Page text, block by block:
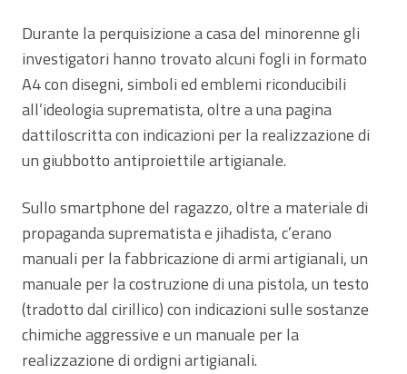
Durante la perquisizione a casa del minorenne gli
investigatori hanno trovato alcuni fogli in formato
A4 con disegni, simboli ed emblemi riconducibili
all’ideologia suprematista, oltre a una pagina
dattiloscritta con indicazioni per la realizzazione di
un giubbotto antiproiettile artigianale.
Sullo smartphone del ragazzo, oltre a materiale di
propaganda suprematista e jihadista, c’erano
manuali per la fabbricazione di armi artigianali, un
manuale per la costruzione di una pistola, un testo
(tradotto dal cirillico) con indicazioni sulle sostanze
chimiche aggressive e un manuale per la
realizzazione di ordigni artigianali.